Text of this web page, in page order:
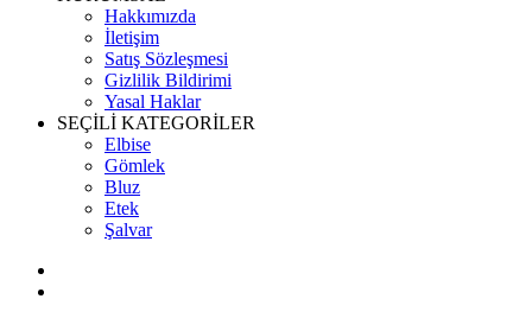
Hakkımızda
İletişim
Satış Sözleşmesi
Gizlilik Bildirimi
Yasal Haklar
SEÇİLİ KATEGORİLER
Elbise
Gömlek
Bluz
Etek
Şalvar